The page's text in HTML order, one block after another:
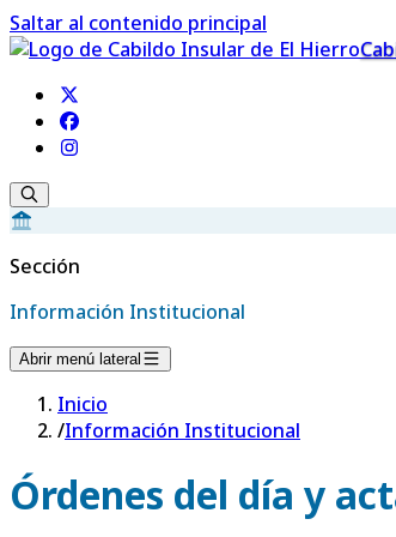
Saltar al contenido principal
Sección
Información Institucional
Abrir menú lateral
Inicio
/Información Institucional
Órdenes del día y